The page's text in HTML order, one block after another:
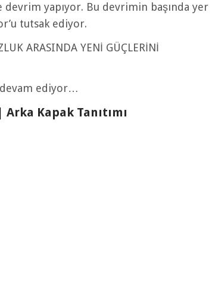
devrim yapıyor. Bu devrimin başında yer
tutsak ediyor.
ARASINDA YENİ GÜÇLERİNİ
devam ediyor…
Kapak Tanıtımı